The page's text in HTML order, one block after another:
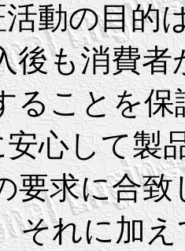
動の目的
後も消費
ることを
心して製
要求に合
それに加